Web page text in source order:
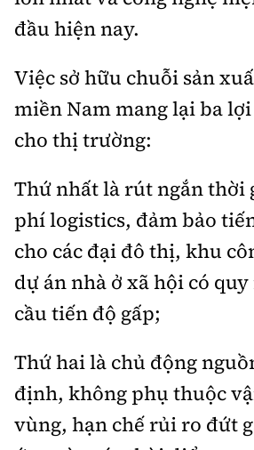
đầu hiện nay.
Việc sở hữu chuỗi sản
miền Nam mang lại ba
cho thị trường:
Thứ nhất là rút ngắn thời
phí logistics, đảm bảo
cho các đại đô thị, khu
dự án nhà ở xã hội có
cầu tiến độ gấp;
Thứ hai là chủ động
định, không phụ thuộc
vùng, hạn chế rủi ro đứt